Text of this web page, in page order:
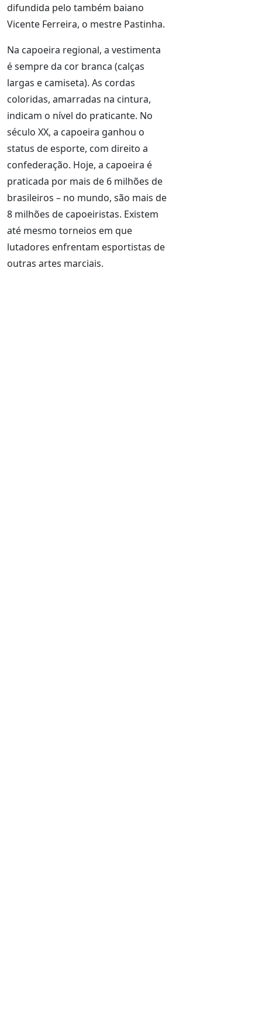
difundida pelo também baiano
Vicente Ferreira, o mestre Pastinha.
Na capoeira regional, a vestimenta
é sempre da cor branca (calças
largas e camiseta). As cordas
coloridas, amarradas na cintura,
indicam o nível do praticante. No
século XX, a capoeira ganhou o
status de esporte, com direito a
confederação. Hoje, a capoeira é
praticada por mais de 6 milhões de
brasileiros – no mundo, são mais de
8 milhões de capoeiristas. Existem
até mesmo torneios em que
lutadores enfrentam esportistas de
outras artes marciais.